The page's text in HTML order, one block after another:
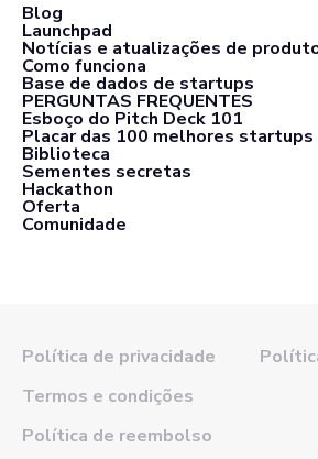
Blog
Launchpad
Notícias e atualizações de
Como funciona
Base de dados de startups
PERGUNTAS FREQUENTES
Esboço do Pitch Deck 101
Placar das 100 melhores startups
Biblioteca
Sementes secretas
Hackathon
Oferta
Comunidade
Política de privacidade
Termos e condições
Política de reembolso